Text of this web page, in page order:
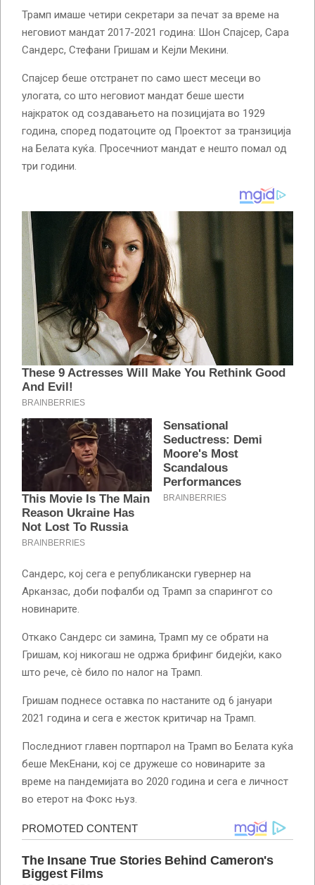
Трамп имаше четири секретари за печат за време на
неговиот мандат 2017-2021 година: Шон Спајсер, Сара
Сандерс, Стефани Гришам и Кејли Мекини.
Спајсер беше отстранет по само шест месеци во
улогата, со што неговиот мандат беше шести
најкраток од создавањето на позицијата во 1929
година, според податоците од Проектот за транзиција
на Белата куќа. Просечниот мандат е нешто помал од
три години.
Сандерс, кој сега е републикански гувернер на
Арканзас, доби пофалби од Трамп за спарингот со
новинарите.
Откако Сандерс си замина, Трамп му се обрати на
Гришам, кој никогаш не одржа брифинг бидејќи, како
што рече, сè било по налог на Трамп.
Гришам поднесе оставка по настаните од 6 јануари
2021 година и сега е жесток критичар на Трамп.
Последниот главен портпарол на Трамп во Белата куќа
беше МекЕнани, кој се дружеше со новинарите за
време на пандемијата во 2020 година и сега е личност
во етерот на Фокс њуз.